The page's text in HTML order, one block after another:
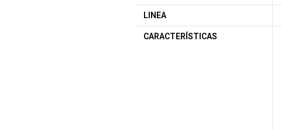
LINEA
CARACTERÍSTICAS